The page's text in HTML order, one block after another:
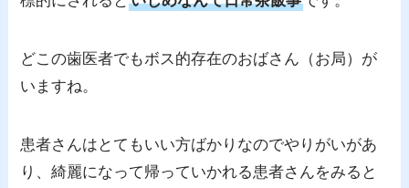
どこの歯医者でもボス的存在のおばさん（お局）が
いますね。
患者さんはとてもいい方ばかりなのでやりがいがあ
り、綺麗になって帰っていかれる患者さんをみると